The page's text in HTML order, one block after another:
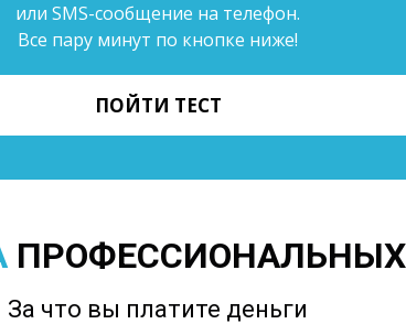
или SMS-сообщение на телефон.
Все пару минут по кнопке ниже!
ПОЙТИ ТЕСТ
За что вы платите деньги